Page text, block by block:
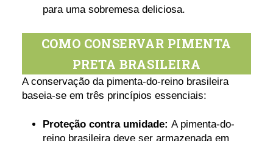
para uma sobremesa deliciosa.
COMO CONSERVAR PIMENTA
PRETA BRASILEIRA
A conservação da pimenta-do-reino brasileira
baseia-se em três princípios essenciais:
Proteção contra umidade: A pimenta-do-
reino brasileira deve ser armazenada em